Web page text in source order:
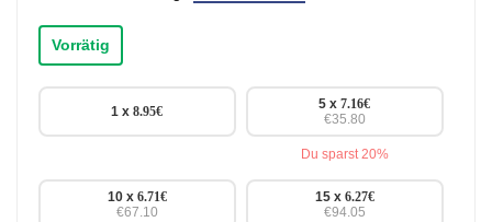
Kundenbewertung
Vorrätig
1 x8.95€
5 x7.16€
€35.80
Du sparst 20%
10 x 6.71€
€67.10
15 x 6.27€
€94.05